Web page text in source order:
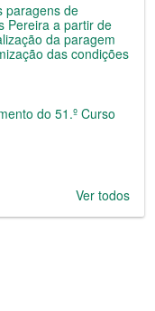
paragens de
Pereira a partir de
da paragem
das condições
do 51.º Curso
Ver todos